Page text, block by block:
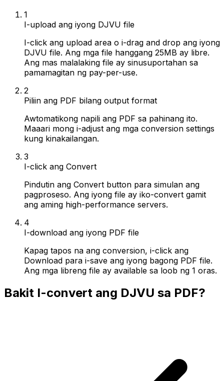
1
I-upload ang iyong DJVU file
I-click ang upload area o i-drag and drop ang iyong
DJVU file. Ang mga file hanggang 25MB ay libre.
Ang mas malalaking file ay sinusuportahan sa
pamamagitan ng pay-per-use.
2
Piliin ang PDF bilang output format
Awtomatikong napili ang PDF sa pahinang ito.
Maaari mong i-adjust ang mga conversion settings
kung kinakailangan.
3
I-click ang Convert
Pindutin ang Convert button para simulan ang
pagproseso. Ang iyong file ay iko-convert gamit
ang aming high-performance servers.
4
I-download ang iyong PDF file
Kapag tapos na ang conversion, i-click ang
Download para i-save ang iyong bagong PDF file.
Ang mga libreng file ay available sa loob ng 1 oras.
Bakit I-convert ang DJVU sa PDF?